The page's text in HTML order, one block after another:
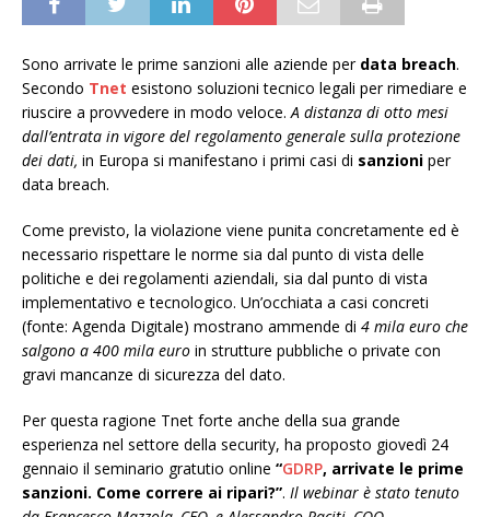
Sono arrivate le prime sanzioni alle aziende per data breach.
Secondo Tnet esistono soluzioni tecnico legali per rimediare e
riuscire a provvedere in modo veloce.A distanza di otto mesi
dall’entrata in vigore del regolamento generale sulla protezione
dei dati, in Europa si manifestano i primi casi di sanzioni per
data breach.
Come previsto, la violazione viene punita concretamente ed è
necessario rispettare le norme sia dal punto di vista delle
politiche e dei regolamenti aziendali, sia dal punto di vista
implementativo e tecnologico. Un’occhiata a casi concreti
(fonte: Agenda Digitale) mostrano ammende di 4 mila euro che
salgono a 400 mila euro in strutture pubbliche o private con
gravi mancanze di sicurezza del dato.
Per questa ragione Tnet forte anche della sua grande
esperienza nel settore della security, ha proposto giovedì 24
gennaio il seminario gratutio online “GDRP, arrivate le prime
sanzioni. Come correre ai ripari?”. Il webinar è stato tenuto